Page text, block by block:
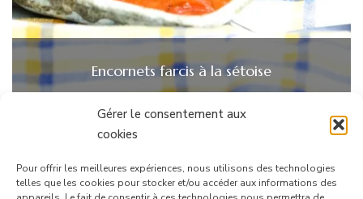
Gérer le consentement aux
cookies
Pour offrir les meilleures expériences, nous utilisons des technologies
telles que les cookies pour stocker et/ou accéder aux informations des
Encornets farcis à la sétoise